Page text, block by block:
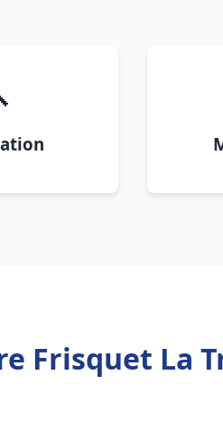
Frisquet La